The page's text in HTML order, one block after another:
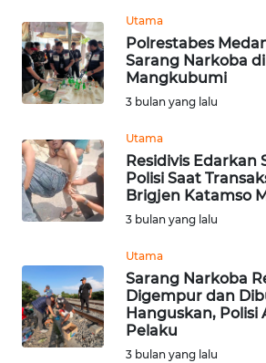
Utama
Polrestabes
Sarang Narkoba
Mangkubumi
3 bulan yang lalu
Utama
Residivis Edarkan
Polisi Saat
Brigjen Katamso
3 bulan yang lalu
Utama
Sarang Narkoba
Digempur dan
Hanguskan, Polisi
Pelaku
3 bulan yang lalu
WN
SULTRA
WN
WN
SULTENG
WN
BABEL